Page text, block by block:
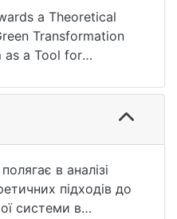
Development
Associated with
Актуальні
відносин, (163),
a Theoretical
Transformation
as a Tool for
Associated with
Актуальні
відносин. 2025. no.
123 (date of
в аналізі
підходів до
системи в